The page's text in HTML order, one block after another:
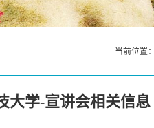
当前位置：
大学-宣讲会相关信息